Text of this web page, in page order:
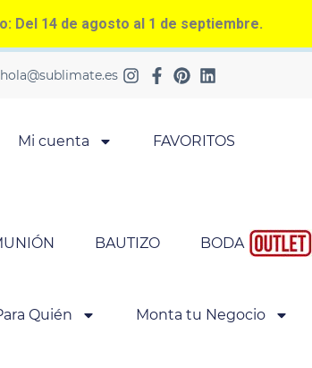
Del 14 de agosto al 1 de septiembre.
hola@sublimate.es
Mi cuenta FAVORITOS
BAUTIZO BODA
Quién Monta tu Negocio